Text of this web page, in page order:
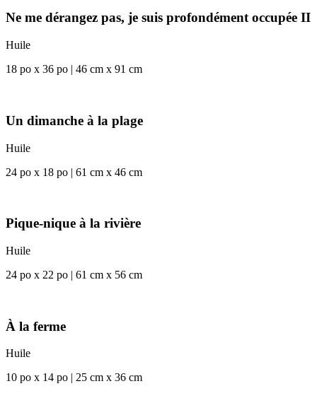
Ne me dérangez pas, je suis profondément occupée II
Huile
18 po x 36 po | 46 cm x 91 cm
Un dimanche à la plage
Huile
24 po x 18 po | 61 cm x 46 cm
Pique-nique à la rivière
Huile
24 po x 22 po | 61 cm x 56 cm
À la ferme
Huile
10 po x 14 po | 25 cm x 36 cm